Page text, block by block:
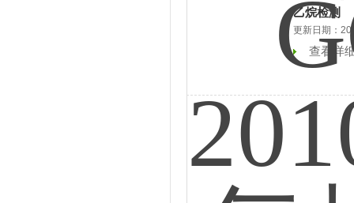
乙烷检测
更新日期：
查看详